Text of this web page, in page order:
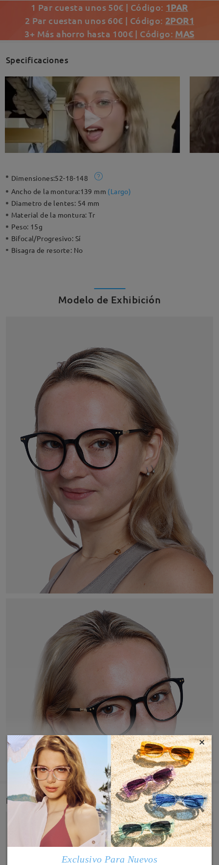
1 Par cuesta unos 50€ | Código: 1PAR
2 Par cuestan unos 60€ | Código: 2POR1
3+ Más ahorro hasta 100€ | Código: MAS
Specificaciones
Dimensiones:52-18-148
Ancho de la montura:139 mm (Largo)
Diametro de lentes: 54 mm
Material de la montura:Tr
Peso: 15g
Bifocal/Progresivo: Sí
Bisagra de resorte: No
Modelo de Exhibición
MOSTRAR MÁS
Detail
×
Exclusivo Para Nuevos